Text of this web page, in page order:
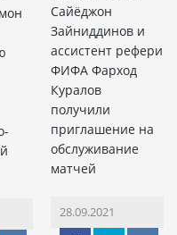
Сайёджон
Зайниддинов и
ассистент рефери
ФИФА Фарход
Куралов
получили
приглашение на
обслуживание
матчей
28.09.2021